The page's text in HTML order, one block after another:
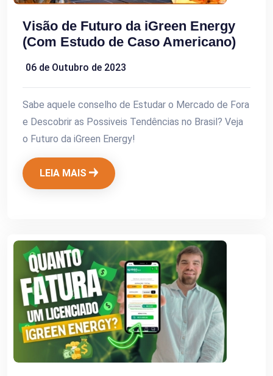
Visão de Futuro da iGreen Energy
(Com Estudo de Caso Americano)
06 de Outubro de 2023
Sabe aquele conselho de Estudar o Mercado de Fora
e Descobrir as Possiveis Tendências no Brasil? Veja
o Futuro da iGreen Energy!
LEIA MAIS